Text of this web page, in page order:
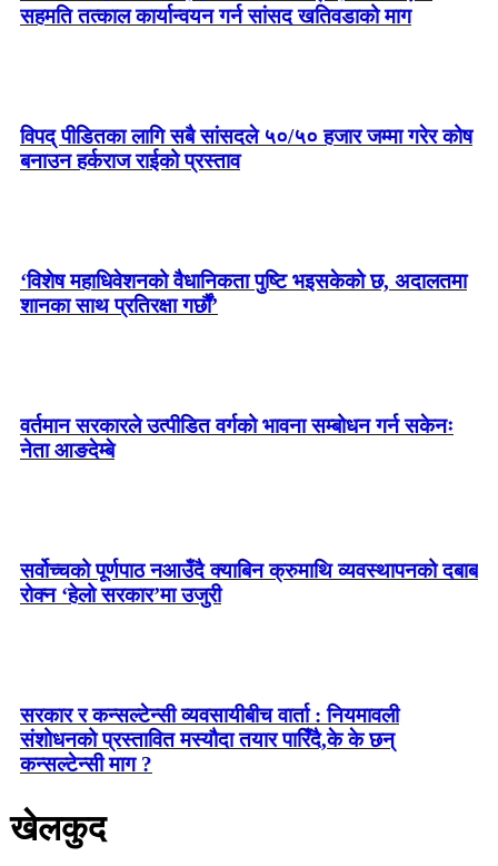
सहमति तत्काल कार्यान्वयन गर्न सांसद खतिवडाको माग
विपद् पीडितका लागि सबै सांसदले ५०/५० हजार जम्मा गरेर कोष
बनाउन हर्कराज राईको प्रस्ताव
‘विशेष महाधिवेशनको वैधानिकता पुष्टि भइसकेको छ, अदालतमा
शानका साथ प्रतिरक्षा गर्छौं’
वर्तमान सरकारले उत्पीडित वर्गको भावना सम्बोधन गर्न सकेनः
नेता आङदेम्बे
सर्वोच्चको पूर्णपाठ नआउँदै क्याबिन क्रुमाथि व्यवस्थापनको दबाब
रोक्न ‘हेलो सरकार’मा उजुरी
सरकार र कन्सल्टेन्सी व्यवसायीबीच वार्ता : नियमावली
संशोधनको प्रस्तावित मस्यौदा तयार पारिँदै,के के छन्
कन्सल्टेन्सी माग ?
खेलकुद